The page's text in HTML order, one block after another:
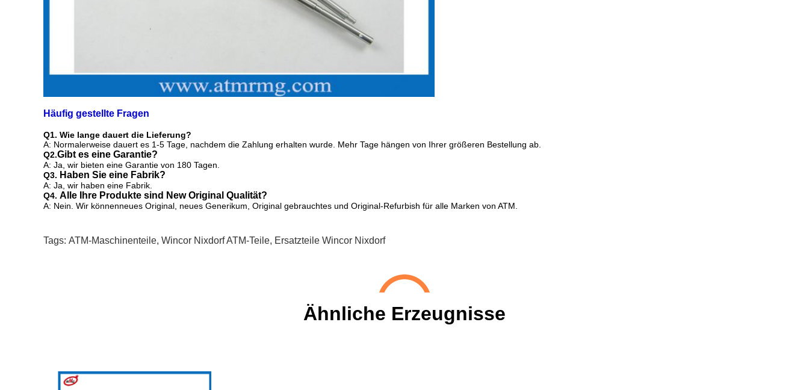
Häufig gestellte Fragen
Q1. Wie lange dauert die Lieferung?
A: Normalerweise dauert es 1-5 Tage, nachdem die Zahlung erhalten wurde. Mehr Tage hängen von Ihrer größeren Bestellung ab.
Q2.Gibt es eine Garantie?
A: Ja, wir bieten eine Garantie von 180 Tagen.
Q3. Haben Sie eine Fabrik?
A: Ja, wir haben eine Fabrik.
Q4. Alle Ihre Produkte sind New Original Qualität?
A: Nein. Wir könnenneues Original, neues Generikum, Original gebrauchtes und Original-Refurbish für alle Marken von ATM.
Tags: ATM-Maschinenteile, Wincor Nixdorf ATM-Teile, Ersatzteile Wincor Nixdorf
Ähnliche Erzeugnisse